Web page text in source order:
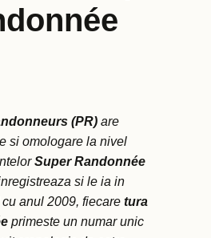
(PR) are
si omologare la nivel
Super Randonnée
si le ia in
anul 2009, fiecare tura
primeste un numar unic